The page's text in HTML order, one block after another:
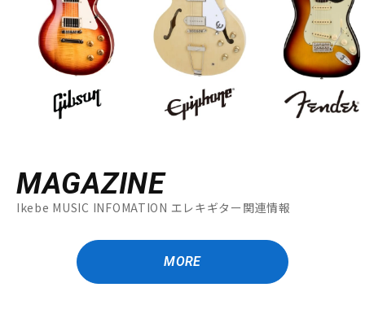
MAGAZINE
Ikebe MUSIC INFOMATION エレキギター関連情報
MORE